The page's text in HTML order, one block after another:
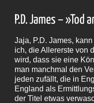
P.D. James – »Tod
Jaja, P.D. James,
ich, die Allererste von
wird, dass sie eine
man manchmal den
jeden zufällt, die in
England als
der Titel etwas